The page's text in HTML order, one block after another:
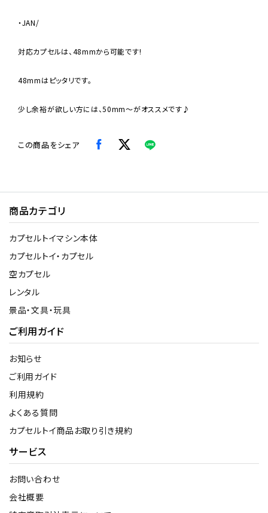
・JAN/
対応カプセルは、48mmから可能です!
48mmはピッタリです。
少し余裕が欲しい方には、50mm〜がオススメです♪
この商品をシェア
商品カテゴリ
カプセルトイマシン本体
カプセルトイ・カプセル
空カプセル
レンタル
景品・文具・玩具
ご利用ガイド
お知らせ
ご利用ガイド
利用規約
よくある質問
カプセルトイ商品お取り引き規約
サービス
お問い合わせ
会社概要